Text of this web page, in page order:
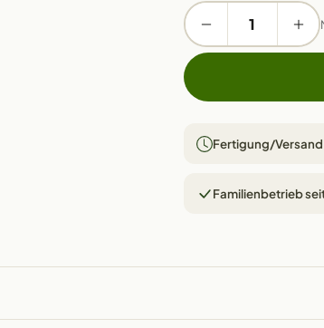
Fertigung/Versand
Familienbetrieb